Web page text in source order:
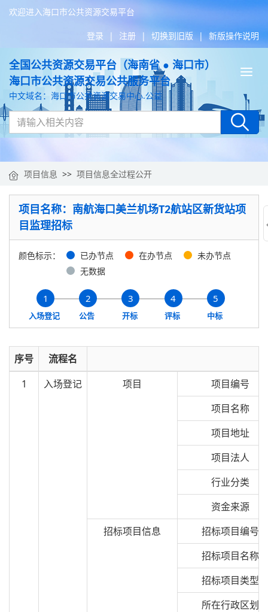
欢迎进入海口市公共资源交易平台
登录 | 注册 | 切换到旧版 | 新版操作说明
全国公共资源交易平台（海南省 ● 海口市）
海口市公共资源交易公共服务平台
中文域名：海口市公共资源交易中心.公益
项目信息 >> 项目信息全过程公开
项目名称：南航海口美兰机场T2航站区新货站项
目监理招标
颜色标示： 已办节点 在办节点
未办节点
无数据
1
入场登记
2
公告
3
开标
4
评标
5
中标
序号
流程名
1
入场登记 项目
项目编号
项目名称
项目地址
项目法人
行业分类
资金来源
招标项目信息
招标项目编号
招标项目名称
招标项目类型
所在行政区划